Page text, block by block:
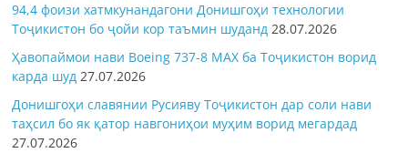
94,4 фоизи хатмкунандагони Донишгоҳи технологии
Тоҷикистон бо ҷойи кор таъмин шуданд 28.07.2026
Ҳавопаймои нави Boeing 737-8 MAX ба Тоҷикистон ворид
карда шуд 27.07.2026
Донишгоҳи славянии Русияву Тоҷикистон дар соли нави
таҳсил бо як қатор навгониҳои муҳим ворид мегардад
27.07.2026